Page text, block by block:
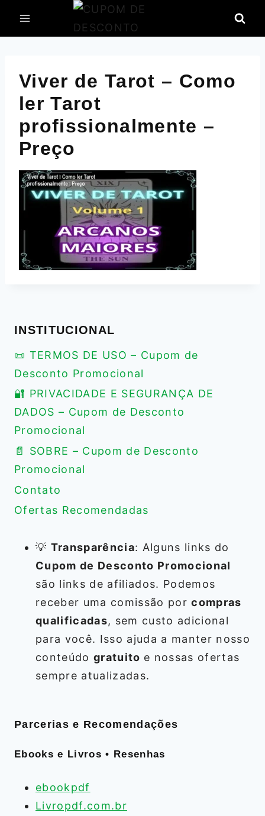
Viver de Tarot – Como
ler Tarot
profissionalmente –
Preço
INSTITUCIONAL
📜 TERMOS DE USO – Cupom de
Desconto Promocional
🔐 PRIVACIDADE E SEGURANÇA DE
DADOS – Cupom de Desconto
Promocional
📄 SOBRE – Cupom de Desconto
Promocional
Contato
Ofertas Recomendadas
💡 Transparência: Alguns links do
Cupom de Desconto Promocional
são links de afiliados. Podemos
receber uma comissão porcompras
qualificadas, sem custo adicional
para você. Isso ajuda a manter nosso
conteúdo gratuito e nossas ofertas
sempre atualizadas.
Parcerias e Recomendações
Ebooks e Livros • Resenhas
ebookpdf
Livropdf.com.br